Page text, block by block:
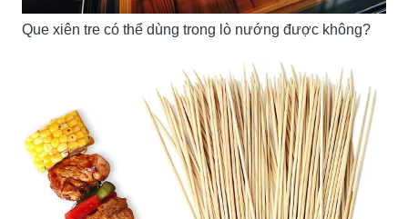
Que xiên tre có thể dùng trong lò nướng được không?